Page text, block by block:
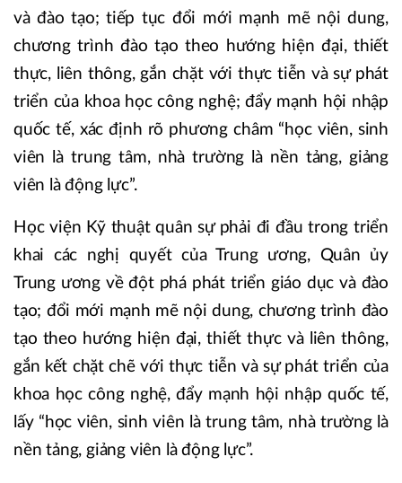
và đào tạo; tiếp tục đổi mới mạnh mẽ nội dung,
chương trình đào tạo theo hướng hiện đại, thiết
thực, liên thông, gắn chặt với thực tiễn và sự phát
triển của khoa học công nghệ; đẩy mạnh hội nhập
quốc tế, xác định rõ phương châm “học viên, sinh
viên là trung tâm, nhà trường là nền tảng, giảng
viên là động lực”.
Học viện Kỹ thuật quân sự phải đi đầu trong triển
khai các nghị quyết của Trung ương, Quân ủy
Trung ương về đột phá phát triển giáo dục và đào
tạo; đổi mới mạnh mẽ nội dung, chương trình đào
tạo theo hướng hiện đại, thiết thực và liên thông,
gắn kết chặt chẽ với thực tiễn và sự phát triển của
khoa học công nghệ, đẩy mạnh hội nhập quốc tế,
lấy “học viên, sinh viên là trung tâm, nhà trường là
nền tảng, giảng viên là động lực”.